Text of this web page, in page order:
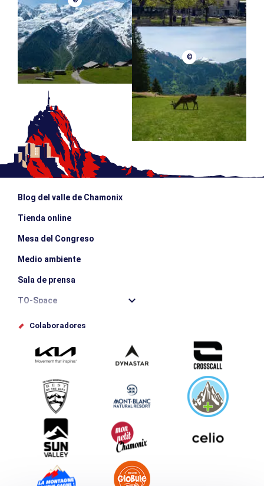
©
Blog del valle de Chamonix
Tienda online
Mesa del Congreso
Medio ambiente
Sala de prensa
TO-Space
Offices de tourisme
Envíe su evento
Service groupes et séminaires
Descargar
Turismo y discapacidad
Colaboradores